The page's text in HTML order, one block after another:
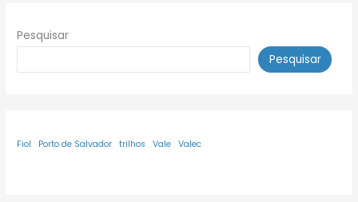
Pesquisar
Pesquisar
Fiol Porto de Salvador trilhos Vale Valec